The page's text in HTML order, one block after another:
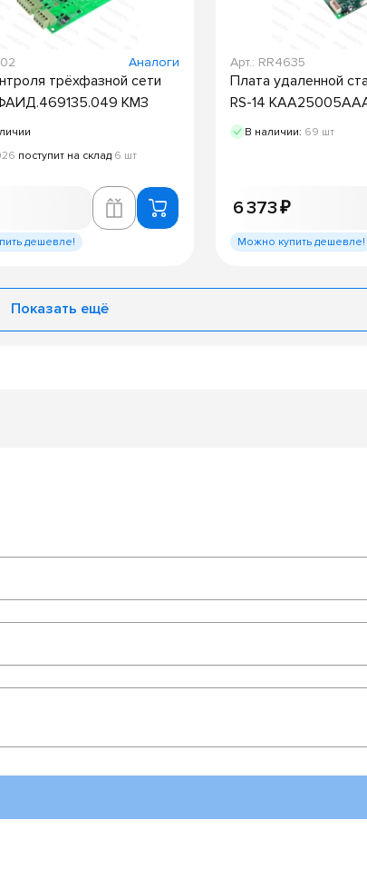
Аналоги
трёхфазной сети
КМЗ
поступит на склад 6 шт
дешевле!
Арт.: RR4635
Плата удаленной
RS-14
В наличии: 69 шт
6 373 ₽
Можно купить дешевле!
Показать ещё